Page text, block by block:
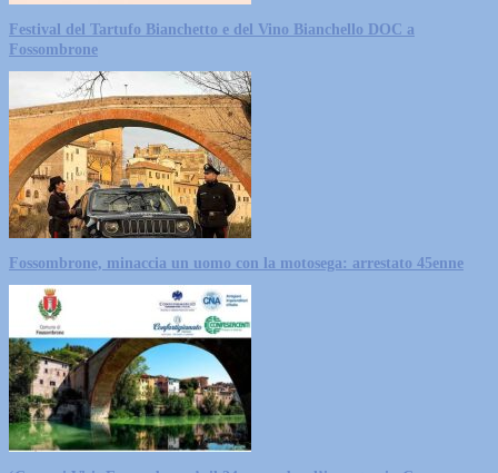
Festival del Tartufo Bianchetto e del Vino Bianchello DOC a
Fossombrone
Fossombrone, minaccia un uomo con la motosega: arrestato 45enne